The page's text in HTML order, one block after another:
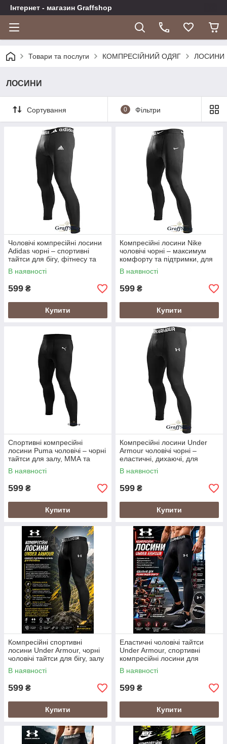
Інтернет - магазин Graffshop
Товари та послуги КОМПРЕСІЙНИЙ ОДЯГ ЛОСИНИ
ЛОСИНИ
Сортування 0 Фільтри
Чоловічі компресійні лосини
Adidas чорні – спортивні
тайтси для бігу, фітнесу та
тренажерного залу, еластичні
та дихаючі
В наявності
599 ₴
Купити
Компресійні лосини Nike
чоловічі чорні – максимум
комфорту та підтримки, для
бігу, залу і фітнесу, тайтси
Найк
В наявності
599 ₴
Купити
Спортивні компресійні
лосини Puma чоловічі – чорні
тайтси для залу, ММА та
кардіотренувань
В наявності
599 ₴
Купити
Компресійні лосини Under
Armour чоловічі чорні –
еластичні, дихаючі, для
активних тренувань, тайтси
для тренувань
В наявності
599 ₴
Купити
Компресійні спортивні
лосини Under Armour, чорні
чоловічі тайтси для бігу, залу
та фітнесу
В наявності
599 ₴
Купити
Еластичні чоловічі тайтси
Under Armour, спортивні
компресійні лосини для
спорту, компресійні штани
В наявності
599 ₴
Купити